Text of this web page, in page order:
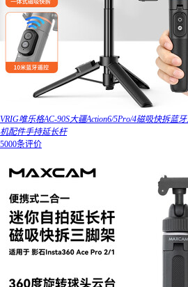
VRIG唯乐格AC-90S大疆Action6/5Pro/4磁吸快拆蓝
机配件手持延长杆
5000条评价